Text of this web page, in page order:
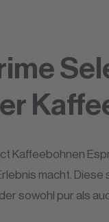
Kaffeebohnen
macht.
sowohl pur als